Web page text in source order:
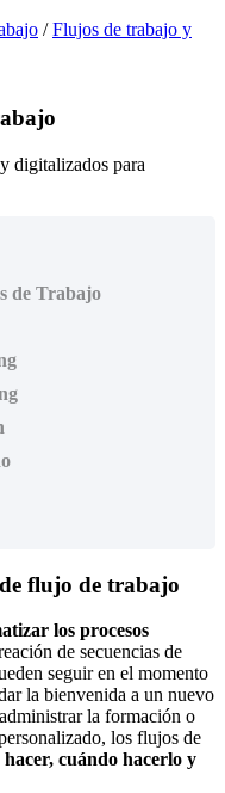
/ Flujos de trabajo y
digitalizados para
de Trabajo
de flujo de trabajo
los procesos
ón de secuencias de
seguir en el momento
la bienvenida a un nuevo
administrar la formación o
, los flujos de
hacer, cuándo hacerlo y